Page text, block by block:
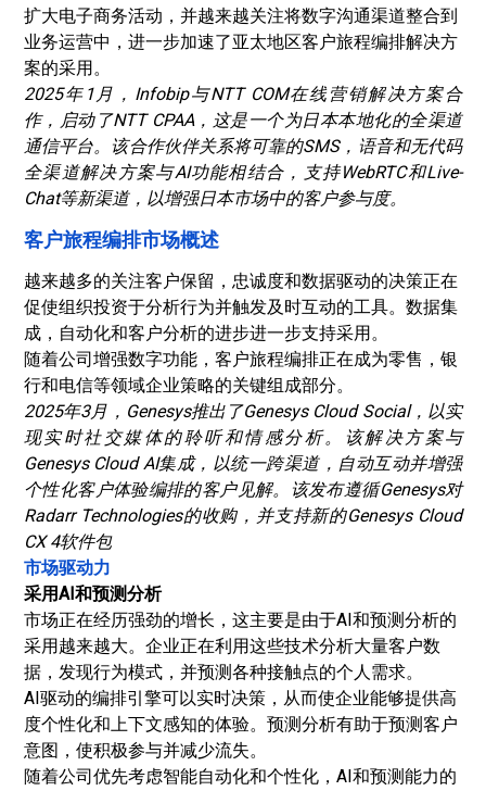
扩大电子商务活动，并越来越关注将数字沟通渠道整合到
业务运营中，进一步加速了亚太地区客户旅程编排解决方
案的采用。
2025年1月，Infobip与NTT COM在线营销解决方案合
作，启动了NTT CPAA，这是一个为日本本地化的全渠道
通信平台。该合作伙伴关系将可靠的SMS，语音和无代码
全渠道解决方案与AI功能相结合，支持WebRTC和Live-
Chat等新渠道，以增强日本市场中的客户参与度。
客户旅程编排市场概述
越来越多的关注客户保留，忠诚度和数据驱动的决策正在
促使组织投资于分析行为并触发及时互动的工具。数据集
成，自动化和客户分析的进步进一步支持采用。
随着公司增强数字功能，客户旅程编排正在成为零售，银
行和电信等领域企业策略的关键组成部分。
2025年3月，Genesys推出了Genesys Cloud Social，以实
现实时社交媒体的聆听和情感分析。该解决方案与
Genesys Cloud AI集成，以统一跨渠道，自动互动并增强
个性化客户体验编排的客户见解。该发布遵循Genesys对
Radarr Technologies的收购，并支持新的Genesys Cloud
CX 4软件包
市场驱动力
采用AI和预测分析
市场正在经历强劲的增长，这主要是由于AI和预测分析的
采用越来越大。企业正在利用这些技术分析大量客户数
据，发现行为模式，并预测各种接触点的个人需求。
AI驱动的编排引擎可以实时决策，从而使企业能够提供高
度个性化和上下文感知的体验。预测分析有助于预测客户
意图，使积极参与并减少流失。
随着公司优先考虑智能自动化和个性化，AI和预测能力的